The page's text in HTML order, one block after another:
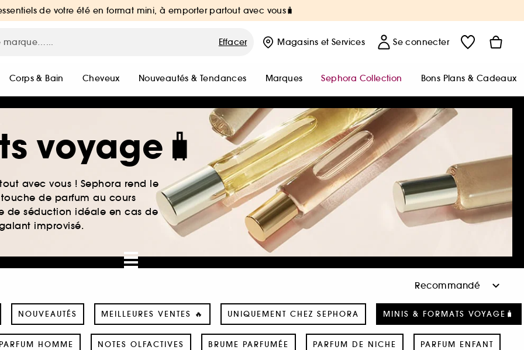
de votre été en format mini, à emporter partout avec vous🧳
Effacer Magasins et Services Se connecter
Corps & Bain Cheveux Nouveautés & Tendances Marques Sephora Collection Bons Plans & Cadeaux
voyage🧳
avec vous ! Sephora rend le
de parfum au cours
de séduction idéale en cas de
improvisé.
NOUVEAUTÉS MEILLEURES VENTES 🔥 UNIQUEMENT CHEZ SEPHORA MINIS & FORMATS VOYAGE🧳
PARFUM HOMME NOTES OLFACTIVES BRUME PARFUMÉE PARFUM DE NICHE PARFUM ENFANT